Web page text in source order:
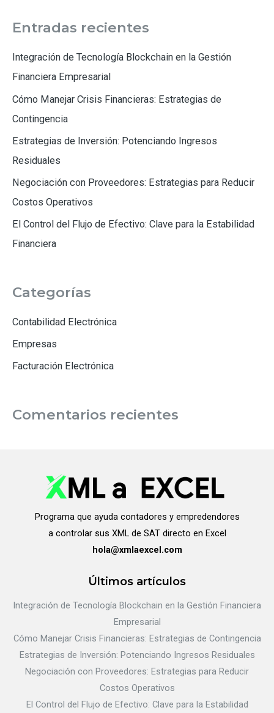
a
r
p
o
r
:
Entradas recientes
Integración de Tecnología Blockchain en la Gestión
Financiera Empresarial
Cómo Manejar Crisis Financieras: Estrategias de
Contingencia
Estrategias de Inversión: Potenciando Ingresos
Residuales
Negociación con Proveedores: Estrategias para Reducir
Costos Operativos
El Control del Flujo de Efectivo: Clave para la Estabilidad
Financiera
Categorías
Contabilidad Electrónica
Empresas
Facturación Electrónica
Comentarios recientes
Programa que ayuda contadores y empredendores
a controlar sus XML de SAT directo en Excel
hola@xmlaexcel.com
Últimos artículos
Integración de Tecnología Blockchain en la Gestión Financiera
Empresarial
Cómo Manejar Crisis Financieras: Estrategias de Contingencia
Estrategias de Inversión: Potenciando Ingresos Residuales
Negociación con Proveedores: Estrategias para Reducir
Costos Operativos
El Control del Flujo de Efectivo: Clave para la Estabilidad